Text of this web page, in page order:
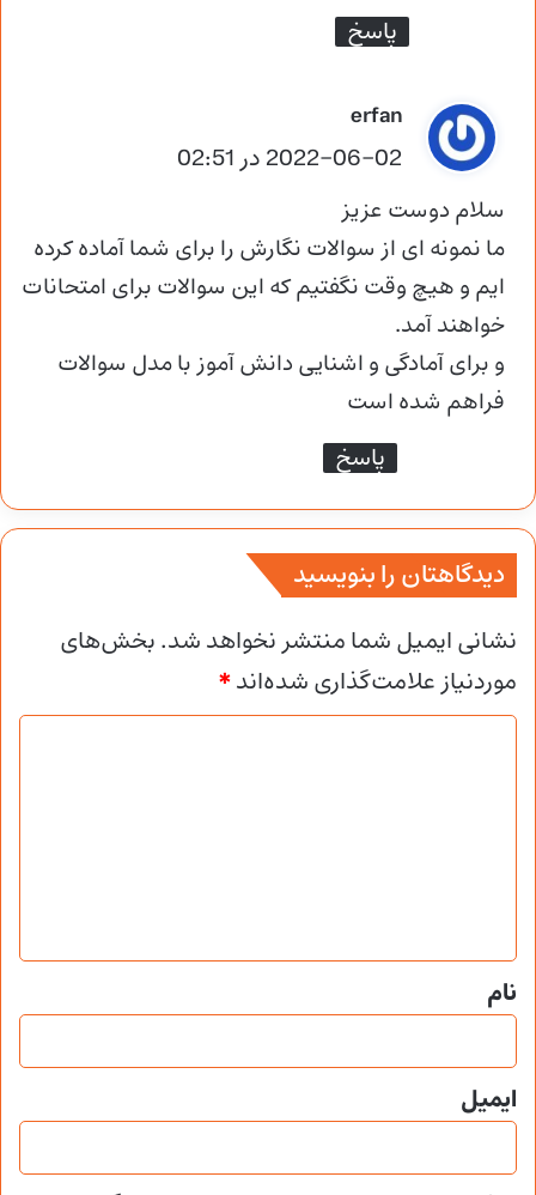
پاسخ
erfan
ف
ت
:
2022-06-02 در 02:51
سلام دوست عزیز
ما نمونه ای از سوالات نگارش را برای شما آماده کرده
ایم و هیچ وقت نگفتیم که این سوالات برای امتحانات
خواهند آمد.
و برای آمادگی و اشنایی دانش آموز با مدل سوالات
فراهم شده است
پاسخ
دیدگاهتان را بنویسید
نشانی ایمیل شما منتشر نخواهد شد.بخش‌های
موردنیاز علامت‌گذاری شده‌اند*
*
نام
ایمیل